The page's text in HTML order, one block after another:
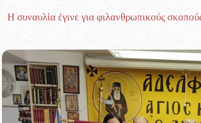
Η συναυλία έγινε για φιλανθρωπικούς